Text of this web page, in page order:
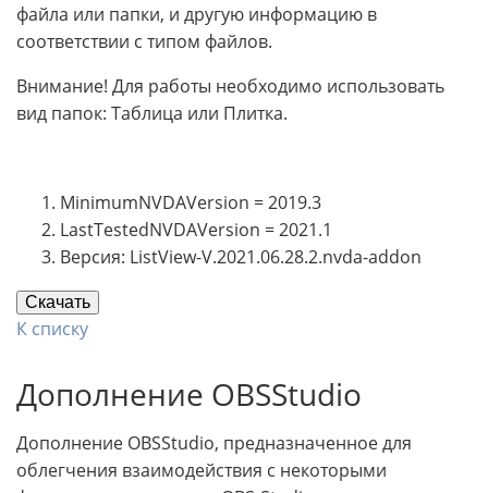
файла или папки, и другую информацию в
соответствии с типом файлов.
Внимание! Для работы необходимо использовать
вид папок: Таблица или Плитка.
MinimumNVDAVersion = 2019.3
LastTestedNVDAVersion = 2021.1
Версия: ListView-V.2021.06.28.2.nvda-addon
Скачать
К списку
Дополнение OBSStudio
Дополнение OBSStudio, предназначенное для
облегчения взаимодействия с некоторыми